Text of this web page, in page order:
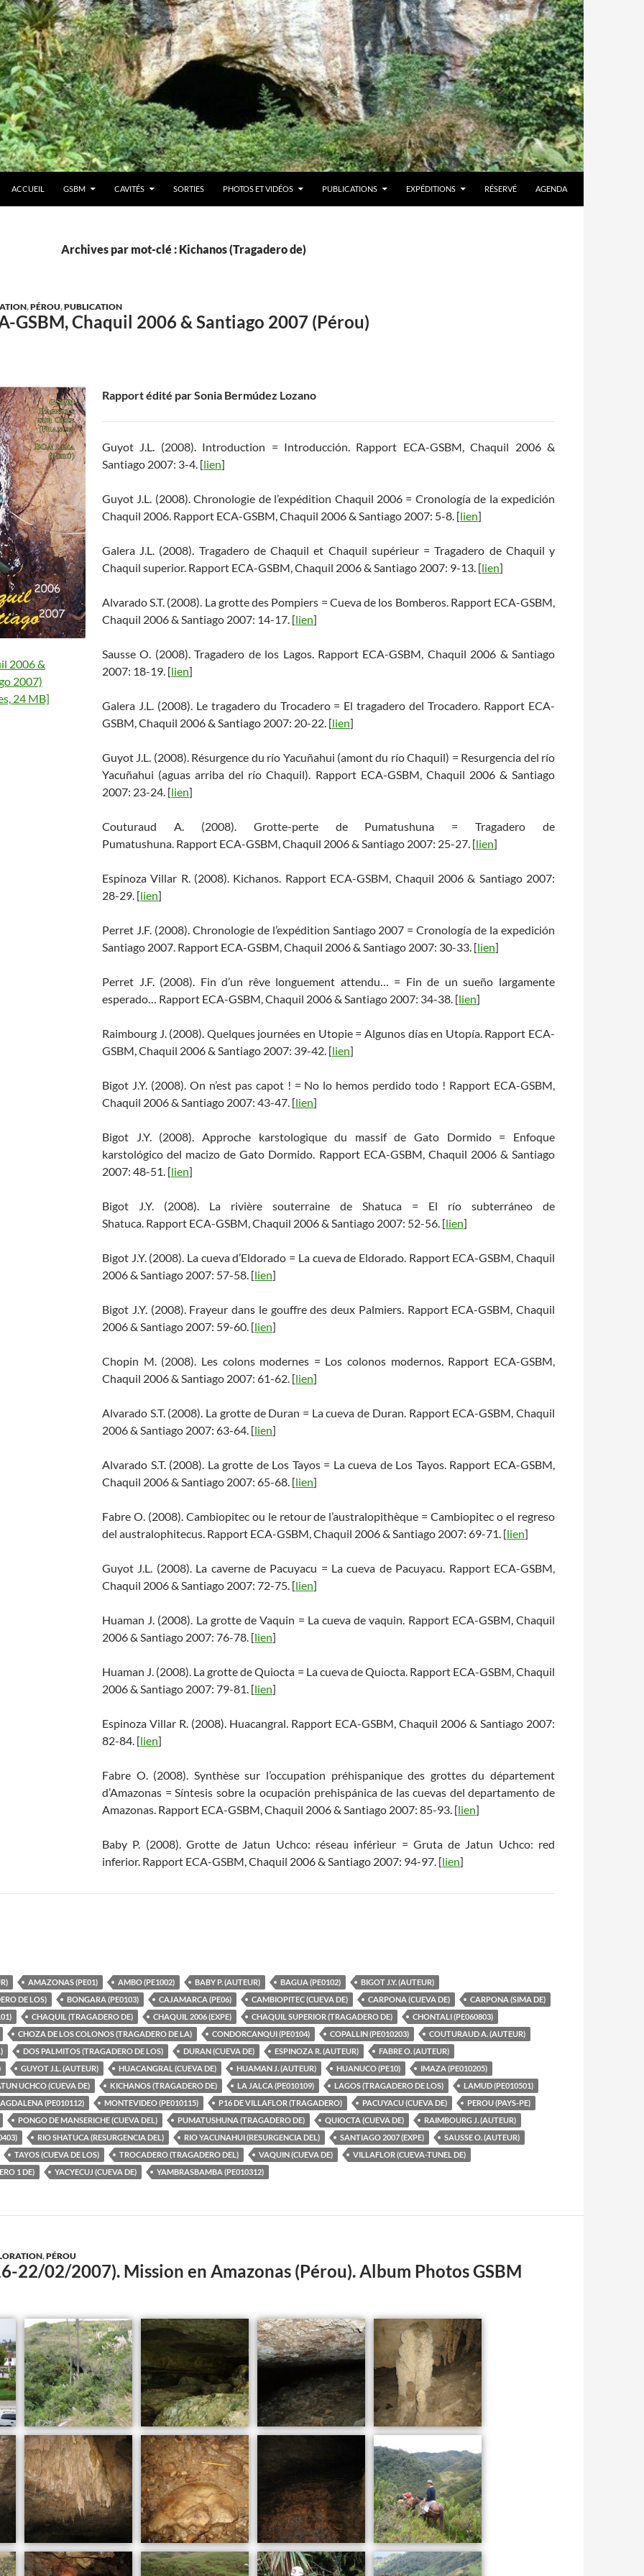
ACCUEIL GSBM CAVITÉS SORTIES PHOTOS ET VIDÉOS PUBLICATIONS EXPÉDITIONS RÉSERVÉ AGENDA
Archives par mot-clé : Kichanos (Tragadero de)
,PÉROU,PUBLICATION
GSBM, Chaquil 2006 & Santiago 2007 (Pérou)
2006 &
2007)
24 MB]
Rapport édité par Sonia Bermúdez Lozano
Guyot J.L. (2008). Introduction = Introducción. Rapport ECA-GSBM, Chaquil 2006 &
Santiago 2007: 3-4. [lien]
Guyot J.L. (2008). Chronologie de l’expédition Chaquil 2006 = Cronología de la expedición
Chaquil 2006. Rapport ECA-GSBM, Chaquil 2006 & Santiago 2007: 5-8. [lien]
Galera J.L. (2008). Tragadero de Chaquil et Chaquil supérieur = Tragadero de Chaquil y
Chaquil superior. Rapport ECA-GSBM, Chaquil 2006 & Santiago 2007: 9-13. [lien]
Alvarado S.T. (2008). La grotte des Pompiers = Cueva de los Bomberos. Rapport ECA-GSBM,
Chaquil 2006 & Santiago 2007: 14-17. [lien]
Sausse O. (2008). Tragadero de los Lagos. Rapport ECA-GSBM, Chaquil 2006 & Santiago
2007: 18-19. [lien]
Galera J.L. (2008). Le tragadero du Trocadero = El tragadero del Trocadero. Rapport ECA-
GSBM, Chaquil 2006 & Santiago 2007: 20-22. [lien]
Guyot J.L. (2008). Résurgence du río Yacuñahui (amont du río Chaquil) = Resurgencia del río
Yacuñahui (aguas arriba del río Chaquil). Rapport ECA-GSBM, Chaquil 2006 & Santiago
2007: 23-24. [lien]
Couturaud A. (2008). Grotte-perte de Pumatushuna = Tragadero de
Pumatushuna. Rapport ECA-GSBM, Chaquil 2006 & Santiago 2007: 25-27. [lien]
Espinoza Villar R. (2008). Kichanos. Rapport ECA-GSBM, Chaquil 2006 & Santiago 2007:
28-29. [lien]
Perret J.F. (2008). Chronologie de l’expédition Santiago 2007 = Cronología de la expedición
Santiago 2007. Rapport ECA-GSBM, Chaquil 2006 & Santiago 2007: 30-33. [lien]
Perret J.F. (2008). Fin d’un rêve longuement attendu… = Fin de un sueño largamente
esperado… Rapport ECA-GSBM, Chaquil 2006 & Santiago 2007: 34-38. [lien]
Raimbourg J. (2008). Quelques journées en Utopie = Algunos días en Utopía. Rapport ECA-
GSBM, Chaquil 2006 & Santiago 2007: 39-42. [lien]
Bigot J.Y. (2008). On n’est pas capot ! = No lo hemos perdido todo ! Rapport ECA-GSBM,
Chaquil 2006 & Santiago 2007: 43-47. [lien]
Bigot J.Y. (2008). Approche karstologique du massif de Gato Dormido = Enfoque
karstológico del macizo de Gato Dormido. Rapport ECA-GSBM, Chaquil 2006 & Santiago
2007: 48-51. [lien]
Bigot J.Y. (2008). La rivière souterraine de Shatuca = El río subterráneo de
Shatuca. Rapport ECA-GSBM, Chaquil 2006 & Santiago 2007: 52-56. [lien]
Bigot J.Y. (2008). La cueva d’Eldorado = La cueva de Eldorado. Rapport ECA-GSBM, Chaquil
2006 & Santiago 2007: 57-58. [lien]
Bigot J.Y. (2008). Frayeur dans le gouffre des deux Palmiers. Rapport ECA-GSBM, Chaquil
2006 & Santiago 2007: 59-60. [lien]
Chopin M. (2008). Les colons modernes = Los colonos modernos. Rapport ECA-GSBM,
Chaquil 2006 & Santiago 2007: 61-62. [lien]
Alvarado S.T. (2008). La grotte de Duran = La cueva de Duran. Rapport ECA-GSBM, Chaquil
2006 & Santiago 2007: 63-64. [lien]
Alvarado S.T. (2008). La grotte de Los Tayos = La cueva de Los Tayos. Rapport ECA-GSBM,
Chaquil 2006 & Santiago 2007: 65-68. [lien]
Fabre O. (2008). Cambiopitec ou le retour de l’australopithèque = Cambiopitec o el regreso
del australophitecus. Rapport ECA-GSBM, Chaquil 2006 & Santiago 2007: 69-71. [lien]
Guyot J.L. (2008). La caverne de Pacuyacu = La cueva de Pacuyacu. Rapport ECA-GSBM,
Chaquil 2006 & Santiago 2007: 72-75. [lien]
Huaman J. (2008). La grotte de Vaquin = La cueva de vaquin. Rapport ECA-GSBM, Chaquil
2006 & Santiago 2007: 76-78. [lien]
Huaman J. (2008). La grotte de Quiocta = La cueva de Quiocta. Rapport ECA-GSBM, Chaquil
2006 & Santiago 2007: 79-81. [lien]
Espinoza Villar R. (2008). Huacangral. Rapport ECA-GSBM, Chaquil 2006 & Santiago 2007:
82-84. [lien]
Fabre O. (2008). Synthèse sur l’occupation préhispanique des grottes du département
d’Amazonas = Síntesis sobre la ocupación prehispánica de las cuevas del departamento de
Amazonas. Rapport ECA-GSBM, Chaquil 2006 & Santiago 2007: 85-93. [lien]
Baby P. (2008). Grotte de Jatun Uchco: réseau inférieur = Gruta de Jatun Uchco: red
inferior. Rapport ECA-GSBM, Chaquil 2006 & Santiago 2007: 94-97. [lien]
AMAZONAS (PE01) AMBO (PE1002) BABY P. (AUTEUR) BAGUA (PE0102)
BIGOT J.Y. (AUTEUR)
DE LOS)
BONGARA (PE0103) CAJAMARCA (PE06) CAMBIOPITEC (CUEVA DE) CARPONA (CUEVA DE)
CARPONA (SIMA DE)
CHAQUIL (TRAGADERO DE) CHAQUIL 2006 (EXPE) CHAQUIL SUPERIOR (TRAGADERO DE)
CHONTALI (PE060803)
CHOZA DE LOS COLONOS (TRAGADERO DE LA) CONDORCANQUI (PE0104) COPALLIN (PE010203)
COUTURAUD A. (AUTEUR)
DOS PALMITOS (TRAGADERO DE LOS) DURAN (CUEVA DE) ESPINOZA R. (AUTEUR)
FABRE O. (AUTEUR)
GUYOT J.L. (AUTEUR) HUACANGRAL (CUEVA DE) HUAMAN J. (AUTEUR) HUANUCO (PE10)
IMAZA (PE010205)
UCHCO (CUEVA DE) KICHANOS (TRAGADERO DE) LA JALCA (PE010109) LAGOS (TRAGADERO DE LOS)
LAMUD (PE010501)
(PE010112) MONTEVIDEO (PE010115) P16 DE VILLAFLOR (TRAGADERO) PACUYACU (CUEVA DE)
PEROU (PAYS-PE)
PONGO DE MANSERICHE (CUEVA DEL) PUMATUSHUNA (TRAGADERO DE) QUIOCTA (CUEVA DE)
RAIMBOURG J. (AUTEUR)
RIO SHATUCA (RESURGENCIA DEL) RIO YACUNAHUI (RESURGENCIA DEL) SANTIAGO 2007 (EXPE)
SAUSSE O. (AUTEUR)
TAYOS (CUEVA DE LOS) TROCADERO (TRAGADERO DEL) VAQUIN (CUEVA DE)
VILLAFLOR (CUEVA-TUNEL DE)
1 DE)
YACYECUJ (CUEVA DE) YAMBRASBAMBA (PE010312)
,PÉROU
22/02/2007). Mission en Amazonas (Pérou). Album Photos GSBM